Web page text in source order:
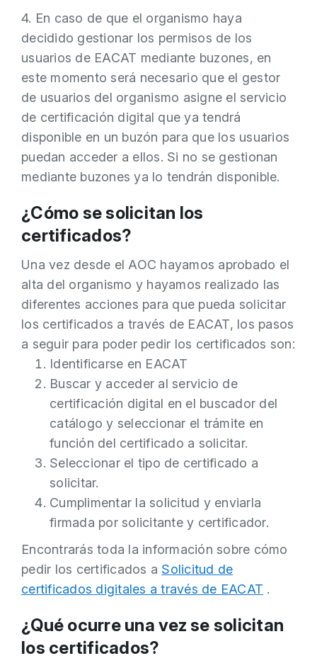
4. En caso de que el organismo haya
decidido gestionar los permisos de los
usuarios de EACAT mediante buzones, en
este momento será necesario que el gestor
de usuarios del organismo asigne el servicio
de certificación digital que ya tendrá
disponible en un buzón para que los usuarios
puedan acceder a ellos. Si no se gestionan
mediante buzones ya lo tendrán disponible.
¿Cómo se solicitan los
certificados?
Una vez desde el AOC hayamos aprobado el
alta del organismo y hayamos realizado las
diferentes acciones para que pueda solicitar
los certificados a través de EACAT, los pasos
a seguir para poder pedir los certificados son:
Identificarse en EACAT
Buscar y acceder al servicio de
certificación digital en el buscador del
catálogo y seleccionar el trámite en
función del certificado a solicitar.
Seleccionar el tipo de certificado a
solicitar.
Cumplimentar la solicitud y enviarla
firmada por solicitante y certificador.
Encontrarás toda la información sobre cómo
pedir los certificados a Solicitud de
certificados digitales a través de EACAT .
¿Qué ocurre una vez se solicitan
los certificados?